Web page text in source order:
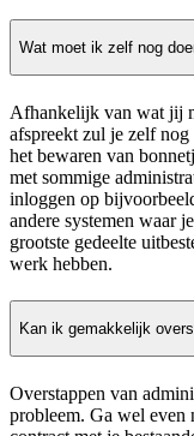
Wat moet ik zelf nog
Afhankelijk van wat jij
afspreekt zul je zelf nog
het bewaren van
met sommige
inloggen op
andere systemen waar
grootste gedeelte
werk hebben.
Kan ik gemakkelijk
Overstappen van
probleem. Ga wel even